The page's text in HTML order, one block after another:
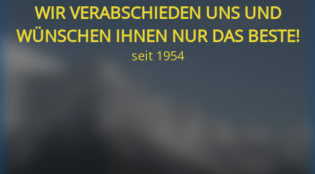
WIR VERABSCHIEDEN UNS UND
WÜNSCHEN IHNEN NUR DAS BESTE!
seit 1954